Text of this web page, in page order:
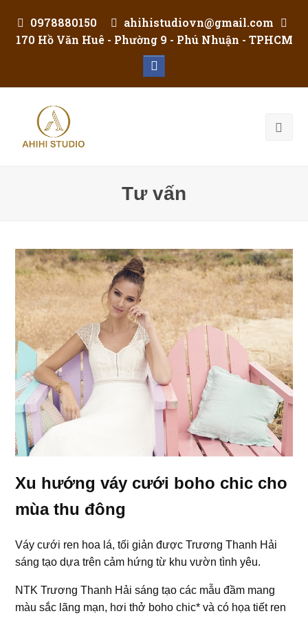
0978880150
ahihistudiovn@gmail.com
170 Hồ Văn Huê - Phường 9 - Phú Nhuận - TPHCM
Tư vấn
Xu hướng váy cưới boho chic cho
mùa thu đông
Váy cưới ren hoa lá, tối giản được Trương Thanh Hải
sáng tạo dựa trên cảm hứng từ khu vườn tình yêu.
NTK Trương Thanh Hải sáng tạo các mẫu đầm mang
màu sắc lãng mạn, hơi thở boho chic* và có họa tiết ren